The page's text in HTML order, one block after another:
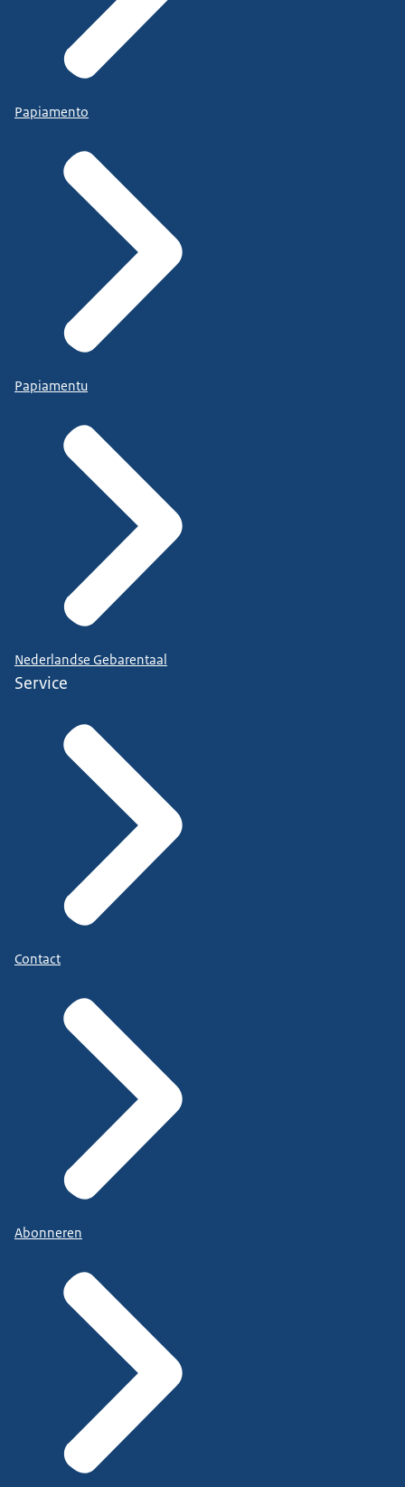
Papiamento
Papiamentu
Nederlandse Gebarentaal
Service
Contact
Abonneren